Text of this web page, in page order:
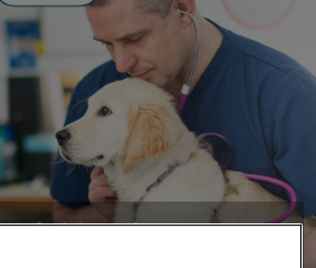
& Horaires